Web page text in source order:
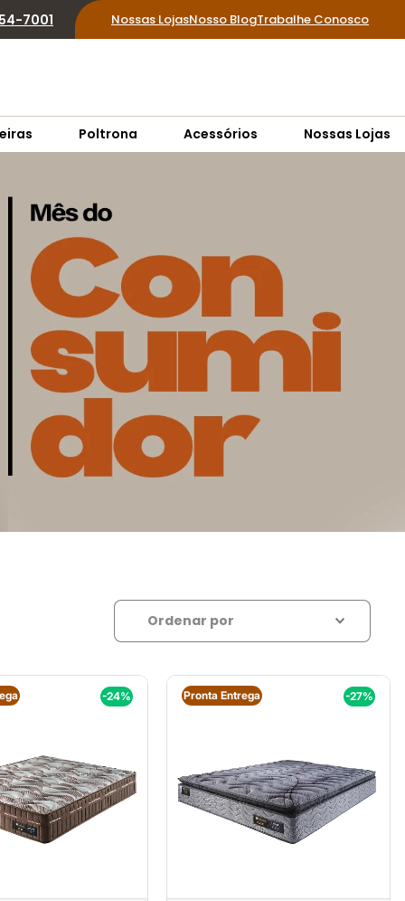
7001 Nossas LojasNosso BlogTrabalhe Conosco
Poltrona Acessórios Nossas Lojas
Ordenar por
-24% Pronta Entrega -27%